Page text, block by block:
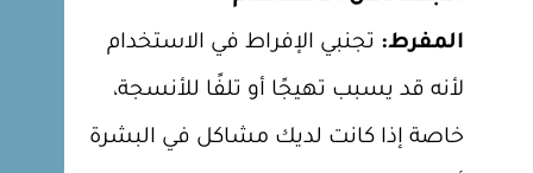
المفرط: تجنبي الإفراط في الاستخدام
لأنه قد يسبب تهيجًا أو تلفًا للأنسجة،
خاصة إذا كانت لديك مشاكل في البشرة